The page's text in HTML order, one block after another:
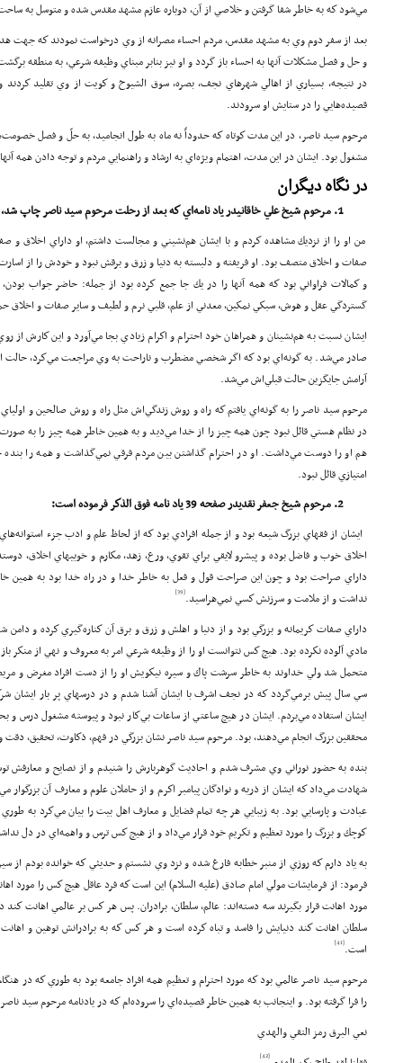
مي‌شود كه به خاطر شفا گرفتن و خلاصي از آن، دوباره عازم مشهد مقدس شده و متوسل به
بعد از سفر دوم وي به مشهد مقدس، مردم احساء مصرانه از وي درخواست نمودند كه جهت
و حل و فصل مشكلات آنها به احساء باز گردد و او نيز بنابر مبناي وظيفه شرعي، به منطقه
در نتيجه، بسياري از اهالي شهرهاي نجف، بصره، سوق الشيوخ و كويت از وي تقليد
قصيده‌هايي را در ستايش او سرودند.
مرحوم سيد ناصر، در اين مدت كوتاه كه حدوداً نه ماه به طول انجاميد، به حلّ و فصل
مشغول بود. ايشان در اين مدت، اهتمام ويژه‌اي به ارشاد و راهنمايي مردم و توجه دادن همه
در نگاه ديگران
مرحوم شيخ علي خاقانيدر ياد نامه‌اي كه بعد از رحلت مرحوم سيد ناصر چاپ
من او را از نزديك مشاهده كردم و با ايشان هم‌نشيني و مجالست داشتم، او داراي اخلاق
صفات و اخلاق متصف بود. او فريفته و دلبسته به دنيا و زرق و برقش نبود و خودش را از
و كمالات فراواني بود كه همه آنها را در يك جا جمع كرده بود از جمله: حاضر جواب
گستردگي عقل و هوش، سبكي نمكين، معدني از علم، قلبي نرم و لطيف و ساير صفات و اخلاق
ايشان نسبت به هم‌نشينان و همراهان خود احترام و اكرام زيادي بجا مي‌آورد و اين كارش از
صادر مي‌شد. به گونه‌اي بود كه اگر شخصي مضطرب و ناراحت به وي مراجعت مي‌كرد، حالت
آرامش جايگزين حالت قبلي‌اش مي‌شد.
مرحوم سيد ناصر را به گونه‌اي يافتم كه راه و روش زندگي‌اش مثل راه و روش صالحين و اولياي
در نظام هستي قائل نبود چون همه چيز را از خدا مي‌ديد و به همين خاطر همه چيز را به
هم او را دوست مي‌داشت. او در احترام گذاشتن بين مردم فرقي نمي‌گذاشت و همه را
امتيازي قائل نبود.
مرحوم شيخ جعفر نقديدر صفحه 39 ياد نامه فوق الذكر فرموده است:
ايشان از فقهاي بزرگ شيعه بود و از جمله افرادي بود كه از لحاظ علم و ادب جزء
اخلاق خوب و فاضل بوده و پيشرو لايقي براي تقوي، ورع، زهد، مكارم و خوبيهاي اخلاق،
داراي صراحت بود و چون اين صراحت قول و فعل به خاطر خدا و در راه خدا بود به همين
نداشت و از ملامت و سرزنش كسي نمي‌هراسيد.[39]
داراي صفات كريمانه و بزرگي بود و از دنيا و اهلش و زرق و برق آن كناره‌گيري كرده و
مادي آلوده نكرده بود. هيچ كس نتوانست او را از وظيفه شرعي امر به معروف و نهي از منكر
متحمل شد ولي خداوند به خاطر سرشت پاك و سيره نيكويش او را از دست افراد مغرض و
سي سال پيش برمي‌گردد كه در نجف اشرف با ايشان آشنا شدم و در درسهاي پر بار ايشان
ايشان استفاده مي‌بردم. ايشان در هيچ ساعتي از ساعات بي‌كار نبود و پيوسته مشغول درس و
محققين بزرگ انجام مي‌دهند، بود. مرحوم سيد ناصر نشان بزرگي در فهم، ذكاوت، تحقيق، دقت
بنده به حضور نوراني وي مشرف شدم و احاديث گوهربارش را شنيدم و از نصايح و معارفش
شهادت مي‌داد كه ايشان از ذريه و نوادگان پيامبر اكرم و از حاملان علوم و معارف آن بزرگوار
عبادت و پارسايي بود. به زيبايي هر چه تمام فضايل و معارف اهل بيت را بيان مي‌كرد به
كوچك و بزرگ را مورد تعظيم و تكريم خود قرار مي‌داد و از هيچ كس ترس و واهمه‌اي در دل
به ياد دارم كه روزي از منبر خطابه فارغ شده و نزد وي نشستم و حديثي كه خوانده بودم از
فرمود: از فرمايشات مولي امام صادق (علیه السلام) اين است كه فرد عاقل هيچ كس را مورد
مورد اهانت قرار بگيرند سه دسته‌اند: عالم، سلطان، برادران. پس هر كس بر عالمي اهانت
سلطان اهانت كند دنيايش را فاسد و تباه كرده است و هر كس كه به برادرانش توهين و
است.[41]
مرحوم سيد ناصر عالمي بود كه مورد احترام و تعظيم همه افراد جامعه بود به طوري كه در
را فرا گرفته بود. و اينجانب به همين خاطر قصيده‌اي را سروده‌ام كه در يادنامه مرحوم سيد
نعي البرق رمز التقي والهدي
[42]